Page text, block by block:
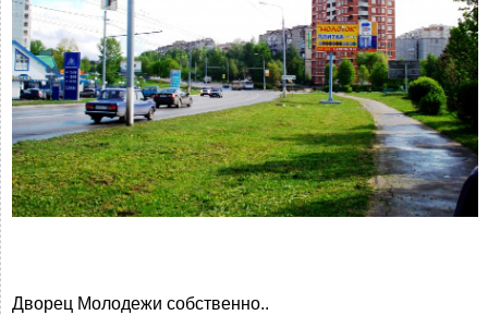
Дворец Молодежи собственно..